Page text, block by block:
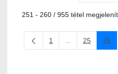
251 - 260 / 955 tétel
Oldal
1 Köztes oldalak
Oldal
25 26